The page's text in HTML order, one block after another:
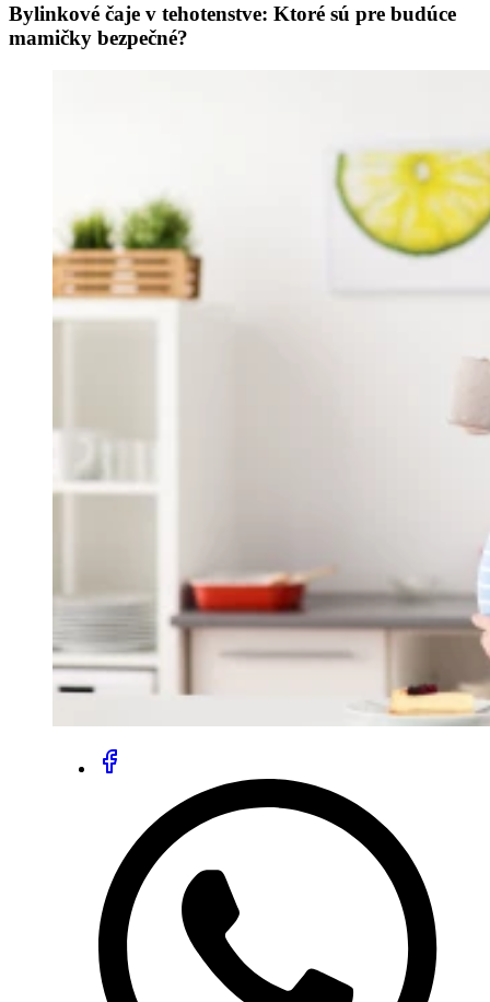
Bylinkové čaje v tehotenstve: Ktoré sú pre budúce
mamičky bezpečné?